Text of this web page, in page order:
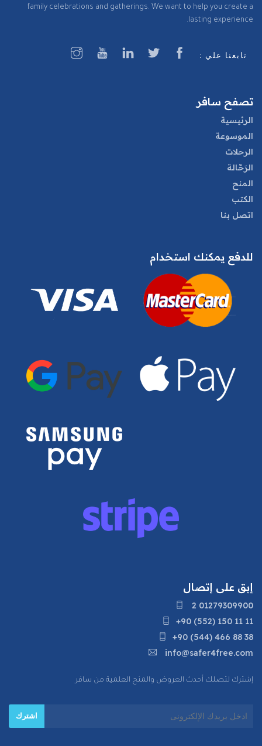
family celebrations and gatherings. We want to help you create a
lasting experience.
تابعنا علي :
تصفح سافر
الرئيسية
الموسوعة
الرحلات
الرَحّالة
المنح
الكتب
اتصل بنا
للدفع يمكنك استخدام
إبق على إتصال
2 01279309900
+90 (552) 150 11 11
+90 (544) 466 88 38
info@safer4free.com
إشترك لتصلك أحدث العروض والمنح العلمية من سافر